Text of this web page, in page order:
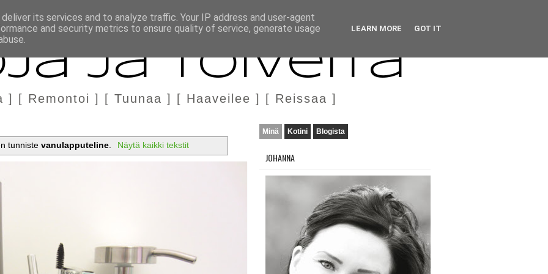
MARKKINOINTI & YHTEISTYÖ
ja Toiveita
] [ Remontoi ] [ Tuunaa ] [ Haaveilee ] [ Reissaa ]
tunnistevanulapputeline. Näytä kaikki tekstit
Minä Kotini Blogista
JOHANNA
its services and to analyze traffic. Your IP address and user-agent
and security metrics to ensure quality of service, generate usage
LEARN MORE GOT IT